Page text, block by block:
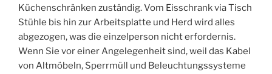
Küchenschränken zuständig. Vom Eisschrank via Tisch
Stühle bis hin zur Arbeitsplatte und Herd wird alles
abgezogen, was die einzelperson nicht erfordernis.
Wenn Sie vor einer Angelegenheit sind, weil das Kabel
von Altmöbeln, Sperrmüll und Beleuchtungssysteme